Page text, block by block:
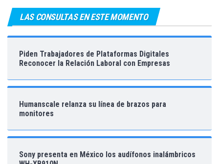
LAS CONSULTAS EN ESTE MOMENTO
Piden Trabajadores de Plataformas Digitales
Reconocer la Relación Laboral con Empresas
Humanscale relanza su línea de brazos para
monitores
Sony presenta en México los audífonos inalámbricos